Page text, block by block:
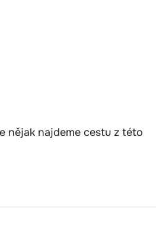
nějak najdeme cestu z této